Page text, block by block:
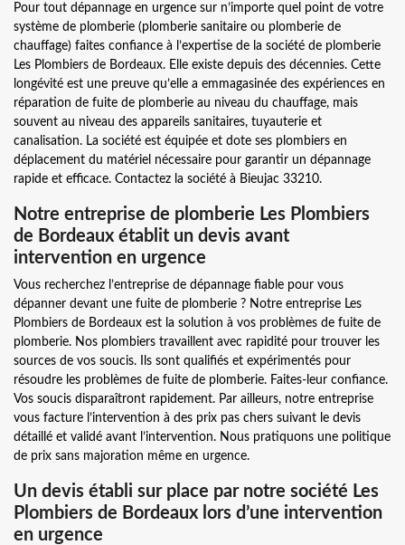
Pour tout dépannage en urgence sur n’importe quel point de votre
système de plomberie (plomberie sanitaire ou plomberie de
chauffage) faites confiance à l’expertise de la société de plomberie
Les Plombiers de Bordeaux. Elle existe depuis des décennies. Cette
longévité est une preuve qu’elle a emmagasinée des expériences en
réparation de fuite de plomberie au niveau du chauffage, mais
souvent au niveau des appareils sanitaires, tuyauterie et
canalisation. La société est équipée et dote ses plombiers en
déplacement du matériel nécessaire pour garantir un dépannage
rapide et efficace. Contactez la société à Bieujac 33210.
Notre entreprise de plomberie Les Plombiers
de Bordeaux établit un devis avant
intervention en urgence
Vous recherchez l’entreprise de dépannage fiable pour vous
dépanner devant une fuite de plomberie ? Notre entreprise Les
Plombiers de Bordeaux est la solution à vos problèmes de fuite de
plomberie. Nos plombiers travaillent avec rapidité pour trouver les
sources de vos soucis. Ils sont qualifiés et expérimentés pour
résoudre les problèmes de fuite de plomberie. Faites-leur confiance.
Vos soucis disparaîtront rapidement. Par ailleurs, notre entreprise
vous facture l’intervention à des prix pas chers suivant le devis
détaillé et validé avant l’intervention. Nous pratiquons une politique
de prix sans majoration même en urgence.
Un devis établi sur place par notre société Les
Plombiers de Bordeaux lors d’une intervention
en urgence